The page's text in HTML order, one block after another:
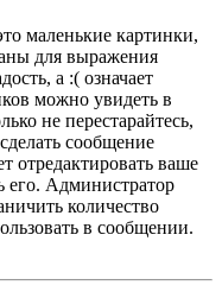
маленькие картинки,
для выражения
а :( означает
можно увидеть в
не перестарайтесь,
сообщение
отредактировать ваше
его. Администратор
количество
в сообщении.